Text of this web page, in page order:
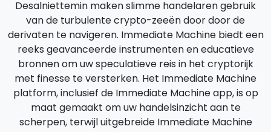
Desalniettemin maken slimme handelaren gebruik
van de turbulente crypto-zeeën door door de
derivaten te navigeren. Immediate Machine biedt een
reeks geavanceerde instrumenten en educatieve
bronnen om uw speculatieve reis in het cryptorijk
met finesse te versterken. Het Immediate Machine
platform, inclusief de Immediate Machine app, is op
maat gemaakt om uw handelsinzicht aan te
scherpen, terwijl uitgebreide Immediate Machine